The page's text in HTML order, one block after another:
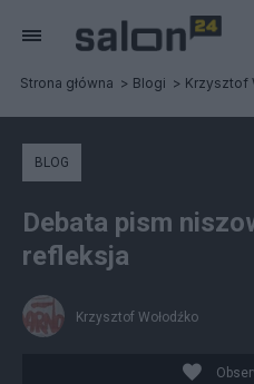
Strona główna Blogi Krzysztof
BLOG
Debata pism
refleksja
Krzysztof Wołodźko